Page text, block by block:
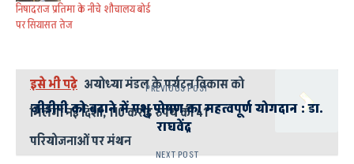
निषादराज प्रतिमा के नीचे शौचालय बोर्ड
पर सियासत तेज
इसे भी पढ़े अयोध्या मंडल के पर्यटन विकास को
मिलेगी नई दिशा, 110 करोड़ रुपये की 41
परियोजनाओं पर मंथन
PREVIOUS POST
जीडीपी को बढ़ाने में पशु पोषण का महत्वपूर्ण योगदान : डा.
राघवेंद्र
NEXT POST